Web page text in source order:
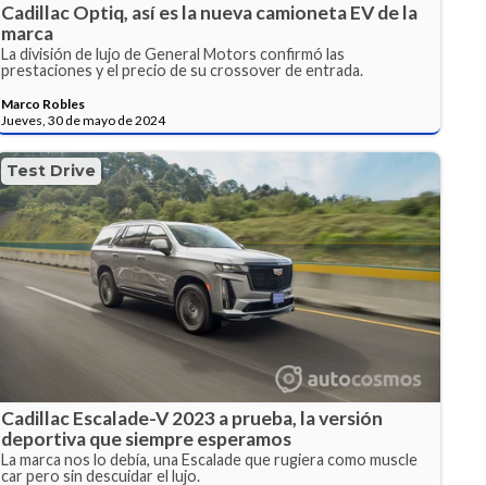
Cadillac Optiq, así es la nueva camioneta EV de la
marca
La división de lujo de General Motors confirmó las
prestaciones y el precio de su crossover de entrada.
Marco Robles
Jueves, 30 de mayo de 2024
Test Drive
Cadillac Escalade-V 2023 a prueba, la versión
deportiva que siempre esperamos
La marca nos lo debía, una Escalade que rugiera como muscle
car pero sin descuidar el lujo.